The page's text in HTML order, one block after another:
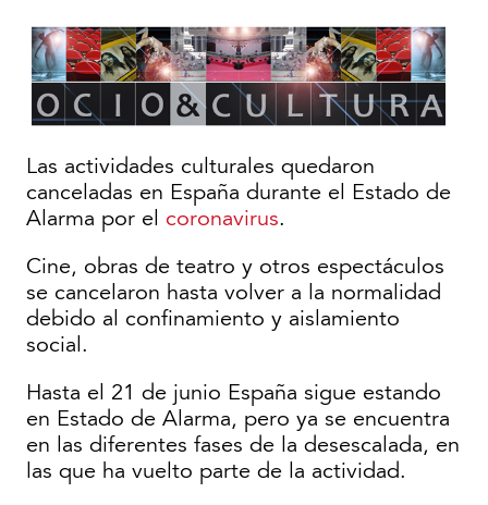
Las actividades culturales quedaron
canceladas en España durante el Estado de
Alarma por el coronavirus.
Cine, obras de teatro y otros espectáculos
se cancelaron hasta volver a la normalidad
debido al confinamiento y aislamiento
social.
Hasta el 21 de junio España sigue estando
en Estado de Alarma, pero ya se encuentra
en las diferentes fases de la desescalada, en
las que ha vuelto parte de la actividad.